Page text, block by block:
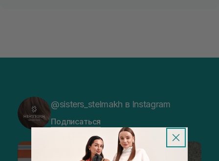
@sisters_stelmakh в Instagram
Подписаться